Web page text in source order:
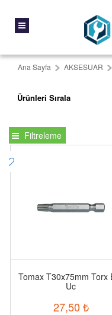
Ana Sayfa AKSESUAR
Filtreleme
Tomax T30x75mm Torx
Uc
27,50 ₺